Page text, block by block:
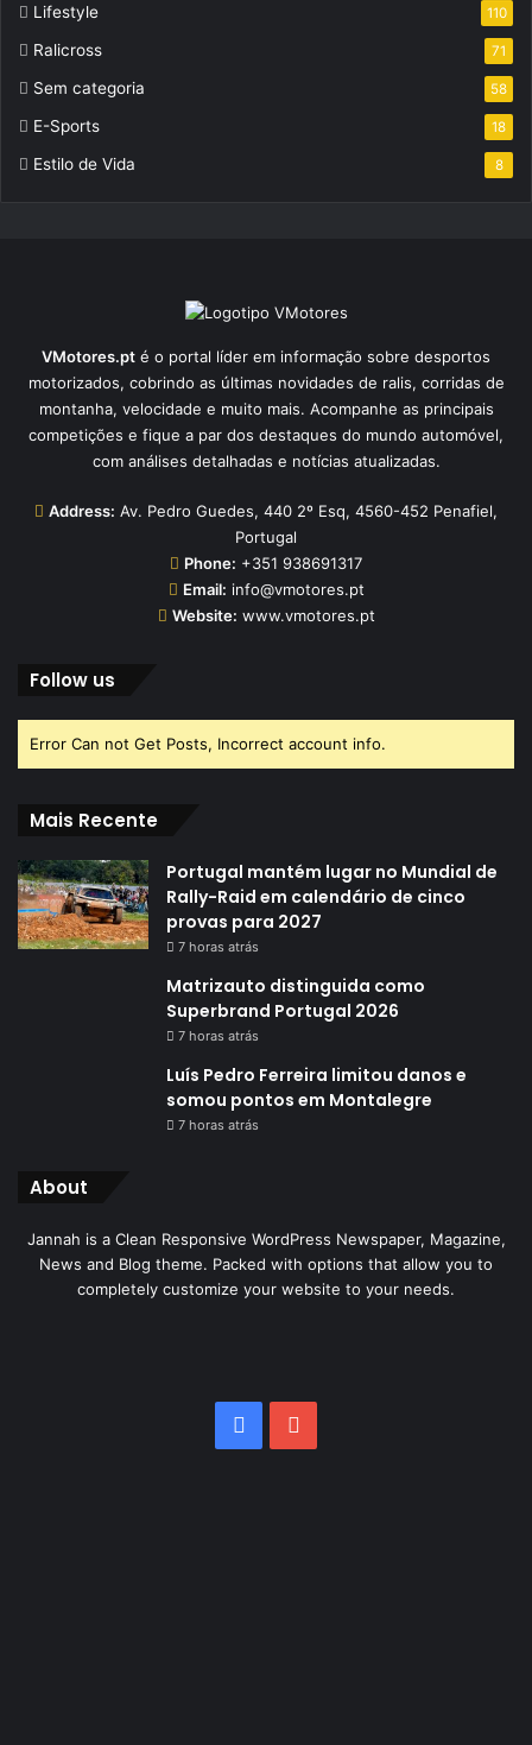
Lifestyle 110
Ralicross 71
Sem categoria 58
E-Sports 18
Estilo de Vida 8
VMotores.pt é o portal líder em informação sobre desportos
motorizados, cobrindo as últimas novidades de ralis, corridas de
montanha, velocidade e muito mais. Acompanhe as principais
competições e fique a par dos destaques do mundo automóvel,
com análises detalhadas e notícias atualizadas.
Address: Av. Pedro Guedes, 440 2º Esq, 4560-452 Penafiel,
Portugal
Phone: +351 938691317
Email: info@vmotores.pt
Website: www.vmotores.pt
Follow us
Error Can not Get Posts, Incorrect account info.
Mais Recente
Portugal mantém lugar no Mundial de
Rally-Raid em calendário de cinco
provas para 2027
7 horas atrás
Matrizauto distinguida como
Superbrand Portugal 2026
7 horas atrás
Luís Pedro Ferreira limitou danos e
somou pontos em Montalegre
7 horas atrás
About
Jannah is a Clean Responsive WordPress Newspaper, Magazine,
News and Blog theme. Packed with options that allow you to
completely customize your website to your needs.
Facebook